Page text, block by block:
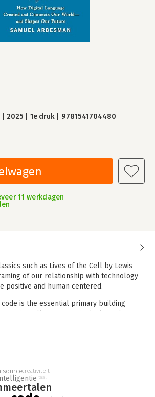
2025 1e druk 9781541704480
11 werkdagen
such as Lives of the Cell by Lewis
of our relationship with technology
positive and human centered.
is the essential primary building
not just in a technical sense. It is also a
vividly illustrated by Samuel Arbesman, it
providing new insight and meaning
sourcecreativiteit
taal